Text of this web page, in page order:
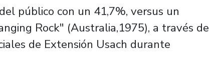
público con un 41,7%, versus un
Rock" (Australia,1975), a través de
de Extensión Usach durante